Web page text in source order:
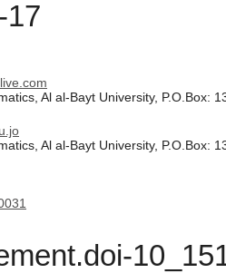
17
Al al-Bayt University, P.O.Box:
Al al-Bayt University, P.O.Box: